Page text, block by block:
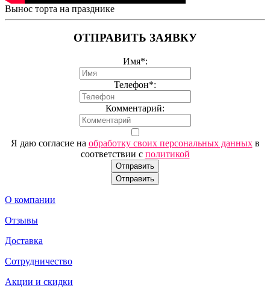
Вынос торта на празднике
ОТПРАВИТЬ ЗАЯВКУ
Имя*:
Телефон*:
Комментарий:
Я даю согласие на обработку своих персональных данныхв
соответствии с политикой
Отправить
Отправить
О компании
Отзывы
Доставка
Сотрудничество
Акции и скидки